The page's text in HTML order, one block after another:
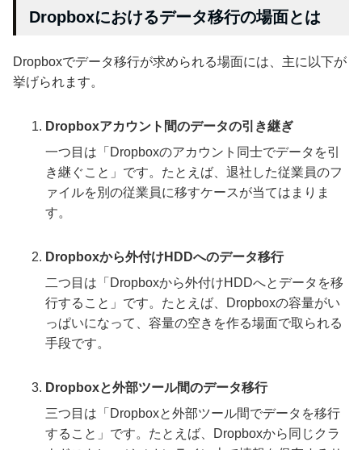
Dropboxにおけるデータ移行の場面とは
Dropboxでデータ移行が求められる場面には、主に以下が
挙げられます。
Dropboxアカウント間のデータの引き継ぎ
一つ目は「Dropboxのアカウント同士でデータを引
き継ぐこと」です。たとえば、退社した従業員のフ
ァイルを別の従業員に移すケースが当てはまりま
す。
Dropboxから外付けHDDへのデータ移行
二つ目は「Dropboxから外付けHDDへとデータを移
行すること」です。たとえば、Dropboxの容量がい
っぱいになって、容量の空きを作る場面で取られる
手段です。
Dropboxと外部ツール間のデータ移行
三つ目は「Dropboxと外部ツール間でデータを移行
すること」です。たとえば、Dropboxから同じクラ